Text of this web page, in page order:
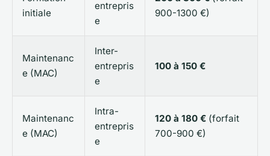
initiale
entrepris
e
900-1300 €)
Maintenanc
e (MAC)
Inter-
entrepris
e
100 à 150 €
Maintenanc
e (MAC)
Intra-
entrepris
e
120 à 180 € (forfait
700-900 €)